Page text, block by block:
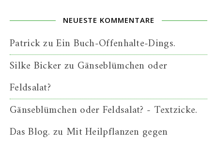
NEUESTE KOMMENTARE
PatrickzuEin Buch-Offenhalte-Dings.
Silke Bickerzu Gänseblümchen oder
Feldsalat?
Gänseblümchen oder Feldsalat? - Textzicke.
Das Blog. zu Mit Heilpflanzen gegen